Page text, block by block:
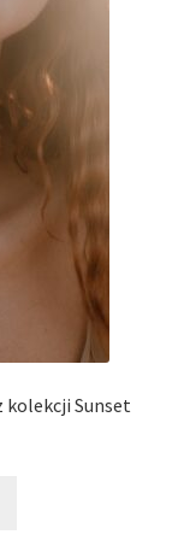
kolekcji Sunset